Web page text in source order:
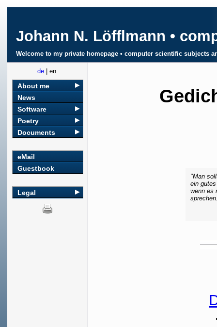
Johann N. Löfflmann •
Welcome to my private homepage • computer scientific subjects
"Man
ein
wenn es
de| en
About me
News
Software
Poetry
Documents
eMail
Guestbook
Legal